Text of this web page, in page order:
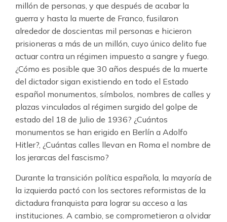
millón de personas, y que después de acabar la
guerra y hasta la muerte de Franco, fusilaron
alrededor de doscientas mil personas e hicieron
prisioneras a más de un millón, cuyo único delito fue
actuar contra un régimen impuesto a sangre y fuego.
¿Cómo es posible que 30 años después de la muerte
del dictador sigan existiendo en todo el Estado
español monumentos, símbolos, nombres de calles y
plazas vinculados al régimen surgido del golpe de
estado del 18 de Julio de 1936? ¿Cuántos
monumentos se han erigido en Berlín a Adolfo
Hitler?, ¿Cuántas calles llevan en Roma el nombre de
los jerarcas del fascismo?
Durante la transición política española, la mayoría de
la izquierda pactó con los sectores reformistas de la
dictadura franquista para lograr su acceso a las
instituciones. A cambio, se comprometieron a olvidar